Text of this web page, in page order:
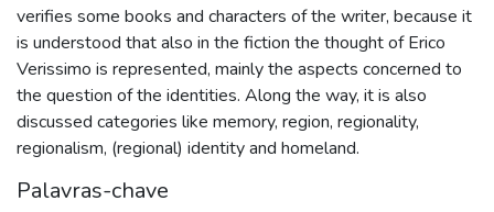
verifies some books and characters of the writer, because it
is understood that also in the fiction the thought of Erico
Verissimo is represented, mainly the aspects concerned to
the question of the identities. Along the way, it is also
discussed categories like memory, region, regionality,
regionalism, (regional) identity and homeland.
Palavras-chave